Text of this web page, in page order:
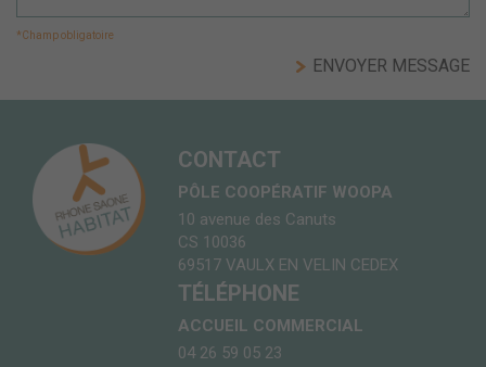
*Champ obligatoire
CONTACT
PÔLE COOPÉRATIF WOOPA
10 avenue des Canuts
CS 10036
69517 VAULX EN VELIN CEDEX
TÉLÉPHONE
ACCUEIL COMMERCIAL
04 26 59 05 23